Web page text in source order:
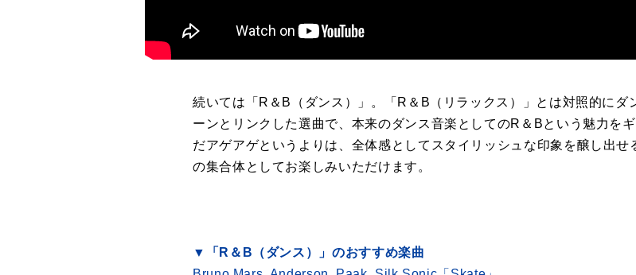
続いては「R＆B（ダンス）」。「R＆B（リラックス）」とは対照的にダ
ーンとリンクした選曲で、本来のダンス音楽としてのR＆Bという魅力を
だアゲアゲというよりは、全体感としてスタイリッシュな印象を醸し出
の集合体としてお楽しみいただけます。
▼「R＆B（ダンス）」のおすすめ楽曲